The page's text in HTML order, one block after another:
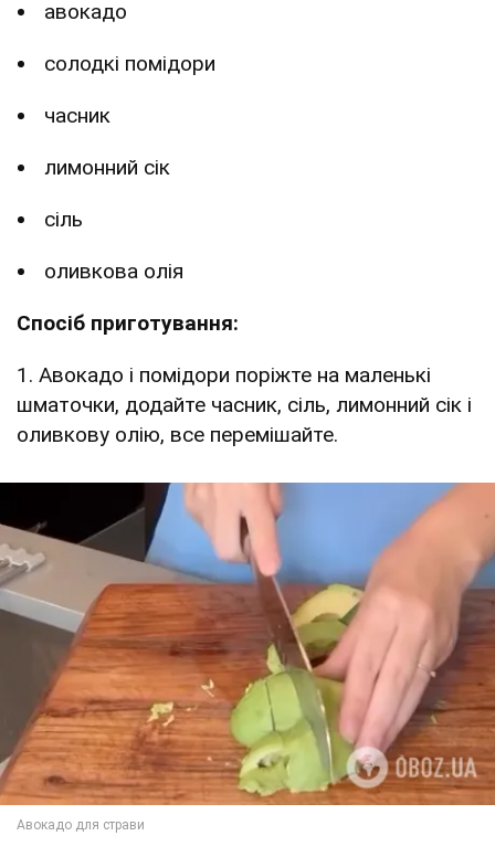
авокадо
солодкі помідори
часник
лимонний сік
сіль
оливкова олія
Спосіб приготування:
1. Авокадо і помідори поріжте на маленькі
шматочки, додайте часник, сіль, лимонний сік і
оливкову олію, все перемішайте.